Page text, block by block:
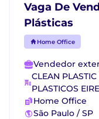
Vaga De
Plásticas
Home Office
Vendedor
CLEAN
PLASTICOS
Home Office
São Paulo / SP